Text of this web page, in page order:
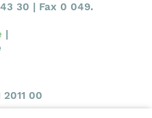
30 | Fax 0 049.
|
00